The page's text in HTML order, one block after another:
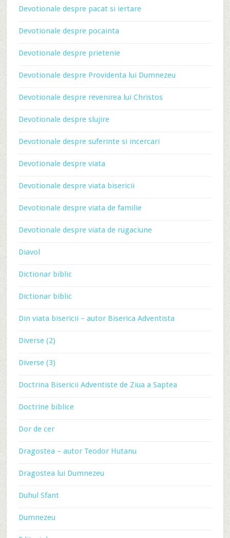
Devotionale despre pacat si iertare
Devotionale despre pocainta
Devotionale despre prietenie
Devotionale despre Providenta lui Dumnezeu
Devotionale despre revenirea lui Christos
Devotionale despre slujire
Devotionale despre suferinte si incercari
Devotionale despre viata
Devotionale despre viata bisericii
Devotionale despre viata de familie
Devotionale despre viata de rugaciune
Diavol
Dictionar biblic
Dictionar biblic
Din viata bisericii – autor Biserica Adventista
Diverse (2)
Diverse (3)
Doctrina Bisericii Adventiste de Ziua a Saptea
Doctrine biblice
Dor de cer
Dragostea – autor Teodor Hutanu
Dragostea lui Dumnezeu
Duhul Sfant
Dumnezeu